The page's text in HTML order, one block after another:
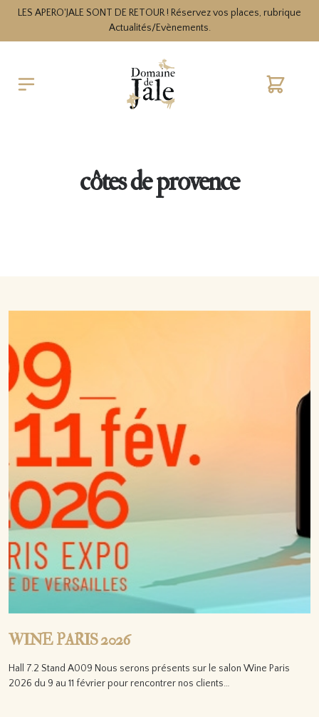
LES APERO'JALE SONT DE RETOUR ! Réservez vos places, rubrique
Actualités/Evènements.
Cart
côtes de provence
WINE PARIS 2026
Hall 7.2 Stand A009 Nous serons présents sur le salon Wine Paris
2026 du 9 au 11 février pour rencontrer nos clients…